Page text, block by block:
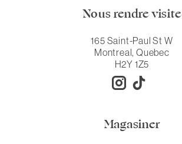
Nous rendre visite
165 Saint-Paul St W
Montreal, Quebec
H2Y 1Z5
Magasiner